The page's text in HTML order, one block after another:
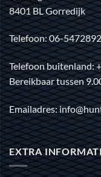
8401 BL Gorredijk
Telefoon: 06-
Telefoon buitenland:
Bereikbaar tussen
Emailadres:
EXTRA